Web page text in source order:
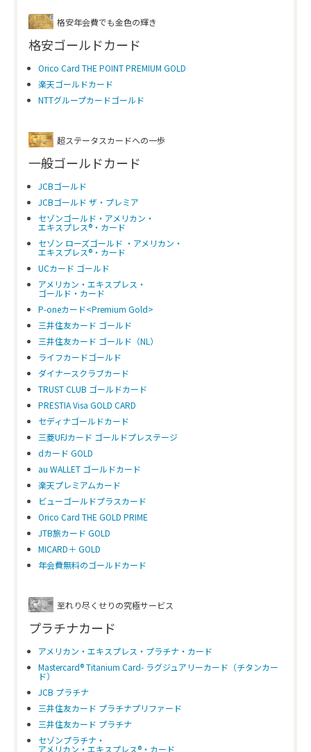
格安年会費でも金色の輝き
格安ゴールドカード
Orico Card THE POINT PREMIUM GOLD
楽天ゴールドカード
NTTグループカードゴールド
超ステータスカードへの一歩
一般ゴールドカード
JCBゴールド
JCBゴールド ザ・プレミア
セゾンゴールド・アメリカン・
エキスプレス®・カード
セゾン ローズゴールド ・アメリカン・
エキスプレス®・カード
UCカード ゴールド
アメリカン・エキスプレス・
ゴールド・カード
P-oneカード<Premium Gold>
三井住友カード ゴールド
三井住友カード ゴールド（NL）
ライフカードゴールド
ダイナースクラブカード
TRUST CLUB ゴールドカード
PRESTIA Visa GOLD CARD
セディナゴールドカード
三菱UFJカード ゴールドプレステージ
dカード GOLD
au WALLET ゴールドカード
楽天プレミアムカード
ビューゴールドプラスカード
Orico Card THE GOLD PRIME
JTB旅カード GOLD
MICARD＋ GOLD
年会費無料のゴールドカード
至れり尽くせりの究極サービス
プラチナカード
アメリカン・エキスプレス・プラチナ・カード
Mastercard® Titanium Card- ラグジュアリーカード（チタンカー
ド）
JCB プラチナ
三井住友カード プラチナプリファード
三井住友カード プラチナ
セゾンプラチナ・
アメリカン・エキスプレス®・カード